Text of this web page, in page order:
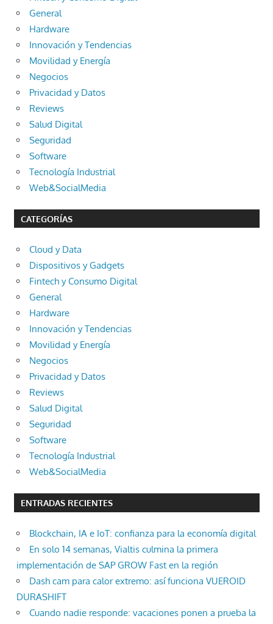
General
Hardware
Innovación y Tendencias
Movilidad y Energía
Negocios
Privacidad y Datos
Reviews
Salud Digital
Seguridad
Software
Tecnología Industrial
Web&SocialMedia
CATEGORÍAS
Cloud y Data
Dispositivos y Gadgets
Fintech y Consumo Digital
General
Hardware
Innovación y Tendencias
Movilidad y Energía
Negocios
Privacidad y Datos
Reviews
Salud Digital
Seguridad
Software
Tecnología Industrial
Web&SocialMedia
ENTRADAS RECIENTES
Blockchain, IA e IoT: confianza para la economía digital
En solo 14 semanas, Vialtis culmina la primera
implementación de SAP GROW Fast en la región
Dash cam para calor extremo: así funciona VUEROID
DURASHIFT
Cuando nadie responde: vacaciones ponen a prueba la